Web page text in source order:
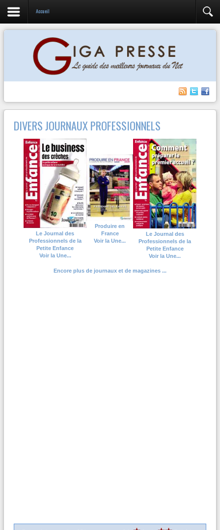
Accueil
DIVERS JOURNAUX PROFESSIONNELS
Le Journal des
Professionnels de la
Petite Enfance
Voir la Une...
Produire en
France
Voir la Une...
Le Journal des
Professionnels de la
Petite Enfance
Voir la Une...
Encore plus de journaux et de magazines ...